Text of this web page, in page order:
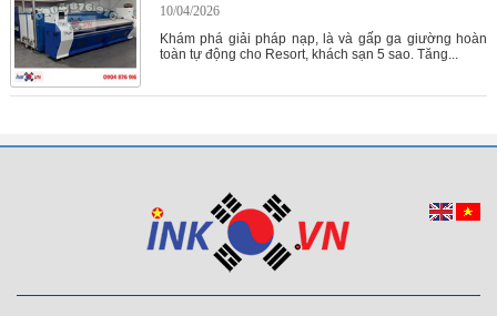
10/04/2026
Khám phá giải pháp nạp, là và gấp ga giường hoàn
toàn tự động cho Resort, khách sạn 5 sao. Tăng...